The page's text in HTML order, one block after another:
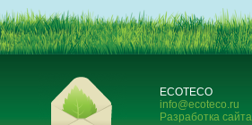
ECOTECO
info@ecoteco.ru
Разработка сайта